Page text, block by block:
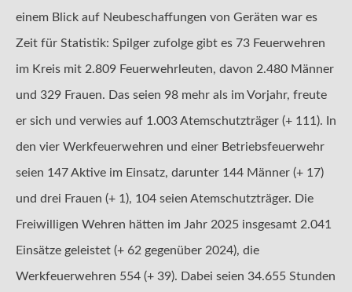
einem Blick auf Neubeschaffungen von Geräten war es
Zeit für Statistik: Spilger zufolge gibt es 73 Feuerwehren
im Kreis mit 2.809 Feuerwehrleuten, davon 2.480 Männer
und 329 Frauen. Das seien 98 mehr als im Vorjahr, freute
er sich und verwies auf 1.003 Atemschutzträger (+ 111). In
den vier Werkfeuerwehren und einer Betriebsfeuerwehr
seien 147 Aktive im Einsatz, darunter 144 Männer (+ 17)
und drei Frauen (+ 1), 104 seien Atemschutzträger. Die
Freiwilligen Wehren hätten im Jahr 2025 insgesamt 2.041
Einsätze geleistet (+ 62 gegenüber 2024), die
Werkfeuerwehren 554 (+ 39). Dabei seien 34.655 Stunden